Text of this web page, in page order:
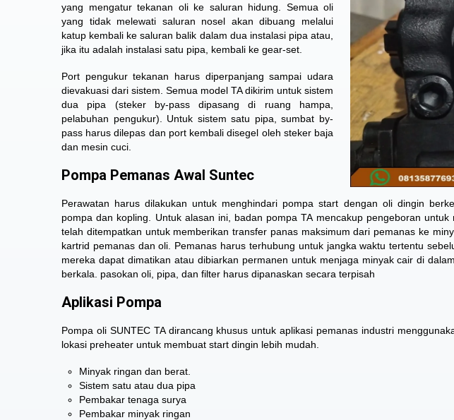
yang mengatur tekanan oli ke saluran hidung. Semua oli
yang tidak melewati saluran nosel akan dibuang melalui
katup kembali ke saluran balik dalam dua instalasi pipa atau,
jika itu adalah instalasi satu pipa, kembali ke gear-set.
Port pengukur tekanan harus diperpanjang sampai udara
dievakuasi dari sistem. Semua model TA dikirim untuk sistem
dua pipa (steker by-pass dipasang di ruang hampa,
pelabuhan pengukur). Untuk sistem satu pipa, sumbat by-
pass harus dilepas dan port kembali disegel oleh steker baja
dan mesin cuci.
Pompa Pemanas Awal Suntec
Perawatan harus dilakukan untuk menghindari pompa start dengan oli dingin
pompa dan kopling. Untuk alasan ini, badan pompa TA mencakup pengeboran
telah ditempatkan untuk memberikan transfer panas maksimum dari pemanas ke
kartrid pemanas dan oli. Pemanas harus terhubung untuk jangka waktu tertentu
mereka dapat dimatikan atau dibiarkan permanen untuk menjaga minyak cair di
berkala. pasokan oli, pipa, dan filter harus dipanaskan secara terpisah
Aplikasi Pompa
Pompa oli SUNTEC TA dirancang khusus untuk aplikasi pemanas industri
lokasi preheater untuk membuat start dingin lebih mudah.
Minyak ringan dan berat.
Sistem satu atau dua pipa
Pembakar tenaga surya
Pembakar minyak ringan